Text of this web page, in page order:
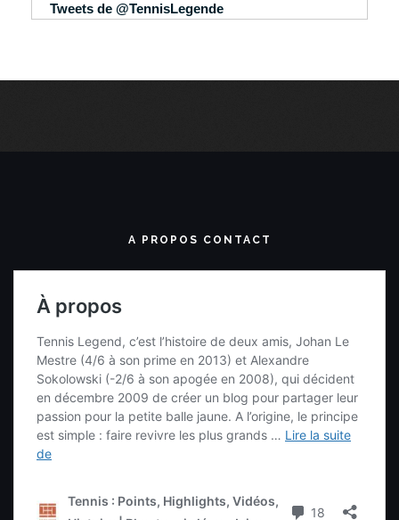
Tweets de @TennisLegende
A PROPOS CONTACT